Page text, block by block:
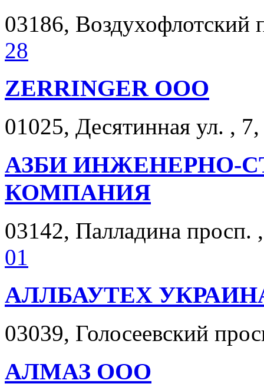
03186, Воздухофлотский
28
ZERRINGER ООО
01025, Десятинная ул. ,
АЗБИ ИНЖЕНЕРНО-
КОМПАНИЯ
03142, Палладина
01
АЛЛБАУТЕХ
03039, Голосеевский
АЛМАЗ ООО